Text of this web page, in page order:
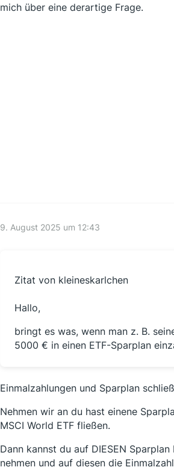
mich über eine derartige Frage.
9. August 2025 um 12:43
Zitat von kleineskarlchen
Hallo,
bringt es was, wenn man z. B.
5000 € in einen ETF-Sparplan
Einmalzahlungen und Sparplan
Nehmen wir an du hast einene
MSCI World ETF fließen.
Dann kannst du auf DIESEN
nehmen und auf diesen die